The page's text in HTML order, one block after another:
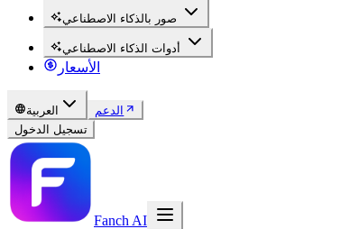
صور بالذكاء الاصطناعي
أدوات الذكاء الاصطناعي
الأسعار
العربية
الدعم
تسجيل الدخول
Fanch AI